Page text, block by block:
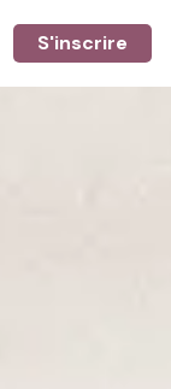
S'inscrire